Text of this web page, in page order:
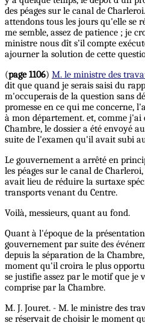
des péages sur le canal de
attendons tous les jours qu'elle se
me semble, assez de patience ; je
ministre nous dît s’il compte
ajourner la solution de cette
(page 1106) M. le ministre des
dit que quand je serais saisi du
m'occuperais de la question sans
promesse en ce qui me concerne,
à mon département. et, comme
Chambre, le dossier a été envoyé
suite de l'examen qu'il avait subi
Le gouvernement a arrêté en
les péages sur le canal de
avait lieu de réduire la surtaxe
transports venant du Centre.
Voilà, messieurs, quant au fond.
Quant à l'époque de la
gouvernement par suite des
depuis la séparation de la
moment qu'il croira le plus
se justifie assez par le motif que je
comprise par la Chambre.
M. J. Jouret. - M. le ministre des
se réservait de choisir le moment